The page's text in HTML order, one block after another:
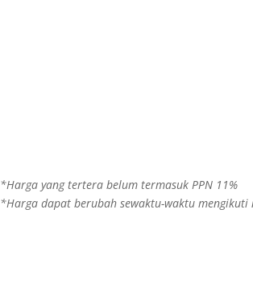
*Harga yang tertera belum termasuk PPN 11%
*Harga dapat berubah sewaktu-waktu mengikuti